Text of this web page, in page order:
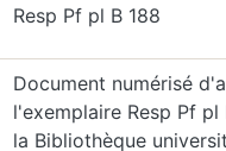
Resp Pf pl B 188
Document numérisé
l'exemplaire Resp Pf pl
la Bibliothèque